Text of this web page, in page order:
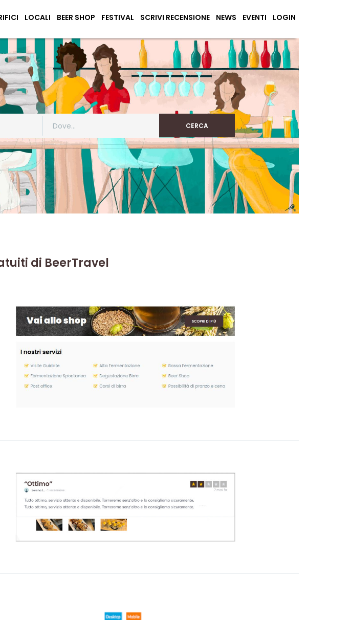
LOCALI BEER SHOP FESTIVAL SCRIVI RECENSIONE NEWS EVENTI LOGIN
CERCA
di BeerTravel